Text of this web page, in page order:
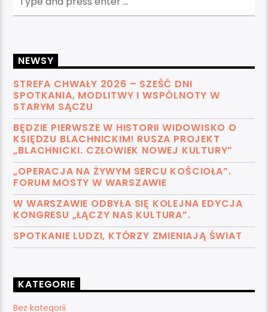
NEWSY
STREFA CHWAŁY 2026 – SZEŚĆ DNI
SPOTKANIA, MODLITWY I WSPÓLNOTY W
STARYM SĄCZU
BĘDZIE PIERWSZE W HISTORII WIDOWISKO O
KSIĘDZU BLACHNICKIM! RUSZA PROJEKT
„BLACHNICKI. CZŁOWIEK NOWEJ KULTURY”
„OPERACJA NA ŻYWYM SERCU KOŚCIOŁA”.
FORUM MOSTY W WARSZAWIE
W WARSZAWIE ODBYŁA SIĘ KOLEJNA EDYCJA
KONGRESU „ŁĄCZY NAS KULTURA”.
SPOTKANIE LUDZI, KTÓRZY ZMIENIAJĄ ŚWIAT
KATEGORIE
Bez kategorii